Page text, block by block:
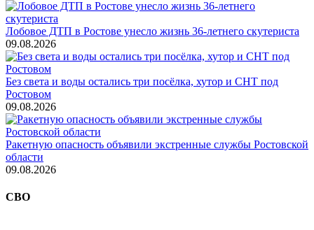
Лобовое ДТП в Ростове унесло жизнь 36-летнего скутериста
09.08.2026
Без света и воды остались три посёлка, хутор и СНТ под
Ростовом
09.08.2026
Ракетную опасность объявили экстренные службы Ростовской
области
09.08.2026
СВО